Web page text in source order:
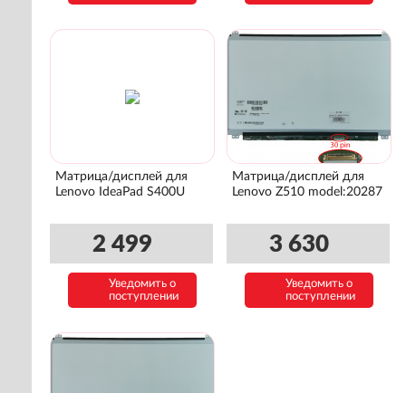
Матрица/дисплей для
Lenovo IdeaPad S400U
2 499
Уведомить о
поступлении
Матрица/дисплей для
Lenovo Z510 model:20287
3 630
Уведомить о
поступлении